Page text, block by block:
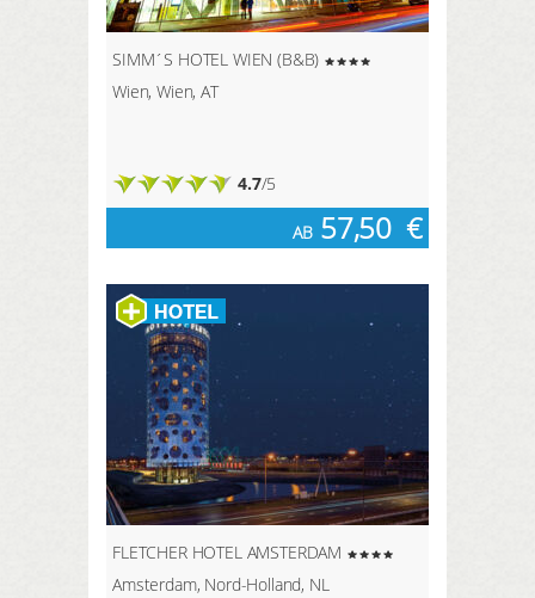
SIMM´S HOTEL WIEN (B&B)
Wien, Wien, AT
4.7/5
AB 57,50 €
FLETCHER HOTEL AMSTERDAM
Amsterdam, Nord-Holland, NL